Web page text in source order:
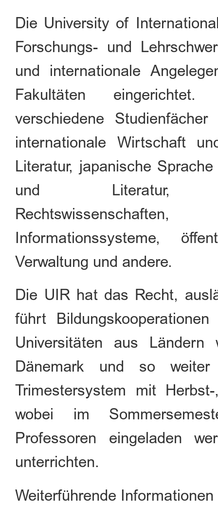
Die University of
Forschungs- und
und internationale
Fakultäten
verschiedene
internationale Wirtschaft
Literatur, japanische
und Literatur,
Rechtswissenschaften,
Informationssysteme,
Verwaltung und andere.
Die UIR hat das Recht,
führt
Universitäten aus
Dänemark und so
Trimestersystem mit
wobei im
Professoren eingeladen
unterrichten.
Weiterführende